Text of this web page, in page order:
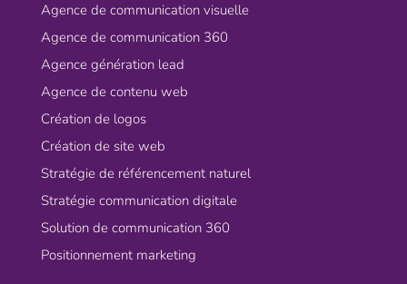
Agence de communication visuelle
Agence de communication 360
Agence génération lead
Agence de contenu web
Création de logos
Création de site web
Stratégie de référencement naturel
Stratégie communication digitale
Solution de communication 360
Positionnement marketing